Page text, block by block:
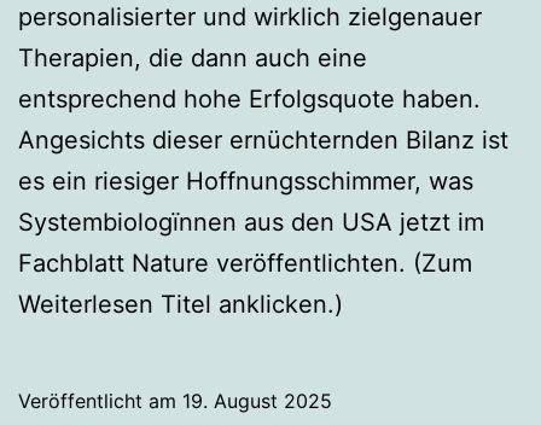
personalisierter und wirklich zielgenauer
Therapien, die dann auch eine
entsprechend hohe Erfolgsquote haben.
Angesichts dieser ernüchternden Bilanz ist
es ein riesiger Hoffnungsschimmer, was
Systembiologïnnen aus den USA jetzt im
Fachblatt Nature veröffentlichten. (Zum
Weiterlesen Titel anklicken.)
Veröffentlicht am 19. August 2025